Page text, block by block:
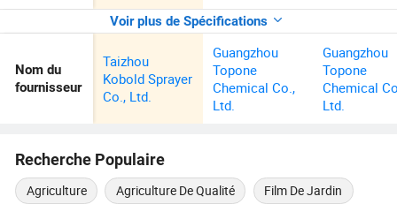
Voir plus de Spécifications
Nom du
fournisseur
Taizhou
Kobold Sprayer
Co., Ltd.
Guangzhou
Topone
Chemical Co.,
Ltd.
Guangzhou
Topone
Chemical
Ltd.
Recherche Populaire
Agriculture Agriculture De Qualité Film De Jardin